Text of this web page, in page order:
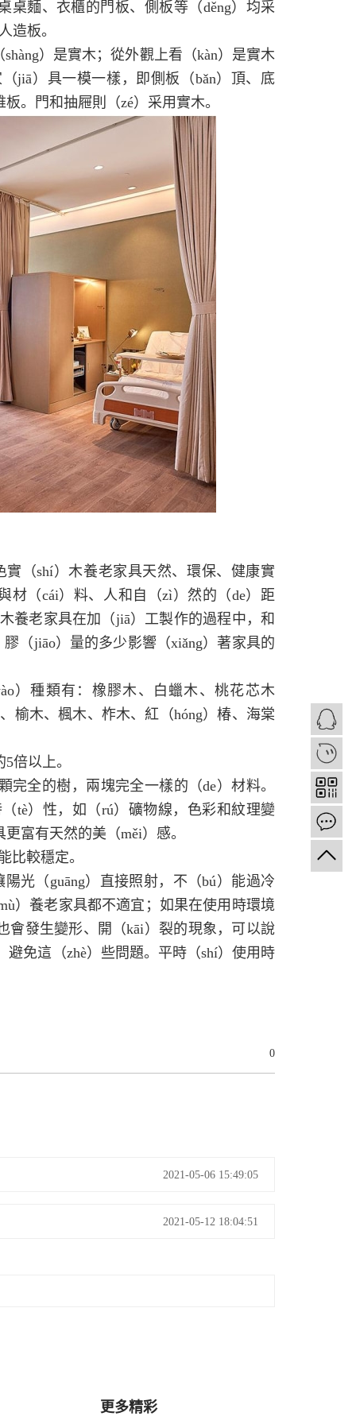
桌麵、衣櫃的門板、側板等（děng）均采
造板。
）是實木；從外觀上看（kàn）是實木
jiā）具一模一樣，即側板（bǎn）頂、底
。門和抽屜則（zé）采用實木。
（shí）木養老家具天然、環保、健康實
材（cái）料、人和自（zì）然的（de）距
養老家具在加（jiā）工製作的過程中，和
（jiāo）量的多少影響（xiǎng）著家具的
）種類有：橡膠木、白蠟木、桃花芯木
榆木、楓木、柞木、紅（hóng）椿、海棠
倍以上。
全的樹，兩塊完全一樣的（de）材料。
tè）性，如（rú）礦物線，色彩和紋理變
富有天然的美（měi）感。
比較穩定。
光（guāng）直接照射，不（bú）能過冷
）養老家具都不適宜；如果在使用時環境
會發生變形、開（kāi）裂的現象，可以說
免這（zhè）些問題。平時（shí）使用時
0
2021-05-06 15:49:05
2021-05-12 18:04:51
更多精彩